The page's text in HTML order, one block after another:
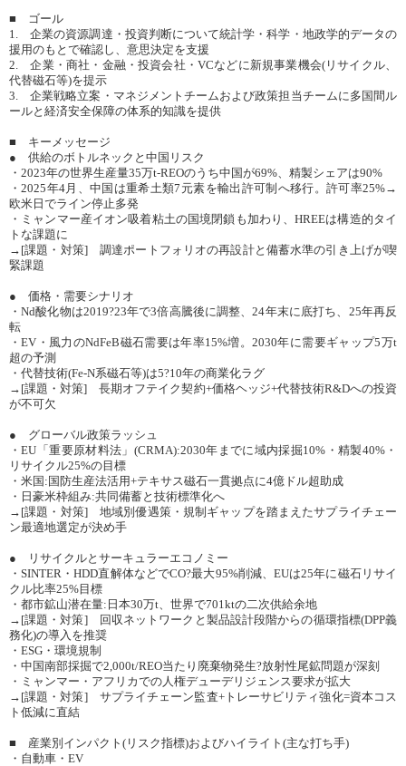
■ ゴール
1. 企業の資源調達・投資判断について統計学・科学・地政学的データの
援用のもとで確認し、意思決定を支援
2. 企業・商社・金融・投資会社・VCなどに新規事業機会(リサイクル、
代替磁石等)を提示
3. 企業戦略立案・マネジメントチームおよび政策担当チームに多国間ル
ールと経済安全保障の体系的知識を提供
■ キーメッセージ
● 供給のボトルネックと中国リスク
・2023年の世界生産量35万t‐REOのうち中国が69%、精製シェアは90%
・2025年4月、中国は重希土類7元素を輸出許可制へ移行。許可率25%→
欧米日でライン停止多発
・ミャンマー産イオン吸着粘土の国境閉鎖も加わり、HREEは構造的タイ
トな課題に
→[課題・対策] 調達ポートフォリオの再設計と備蓄水準の引き上げが喫
緊課題
● 価格・需要シナリオ
・Nd酸化物は2019?23年で3倍高騰後に調整、24年末に底打ち、25年再反
転
・EV・風力のNdFeB磁石需要は年率15%増。2030年に需要ギャップ5万t
超の予測
・代替技術(Fe-N系磁石等)は5?10年の商業化ラグ
→[課題・対策] 長期オフテイク契約+価格ヘッジ+代替技術R&Dへの投資
が不可欠
● グローバル政策ラッシュ
・EU「重要原材料法」(CRMA):2030年までに域内採掘10%・精製40%・
リサイクル25%の目標
・米国:国防生産法活用+テキサス磁石一貫拠点に4億ドル超助成
・日豪米枠組み:共同備蓄と技術標準化へ
→[課題・対策] 地域別優遇策・規制ギャップを踏まえたサプライチェー
ン最適地選定が決め手
● リサイクルとサーキュラーエコノミー
・SINTER・HDD直解体などでCO?最大95%削減、EUは25年に磁石リサイ
クル比率25%目標
・都市鉱山潜在量:日本30万t、世界で701ktの二次供給余地
→[課題・対策] 回収ネットワークと製品設計段階からの循環指標(DPP義
務化)の導入を推奨
・ESG・環境規制
・中国南部採掘で2,000t/REO当たり廃棄物発生?放射性尾鉱問題が深刻
・ミャンマー・アフリカでの人権デューデリジェンス要求が拡大
→[課題・対策] サプライチェーン監査+トレーサビリティ強化=資本コス
ト低減に直結
■ 産業別インパクト(リスク指標)およびハイライト(主な打ち手)
・自動車・EV